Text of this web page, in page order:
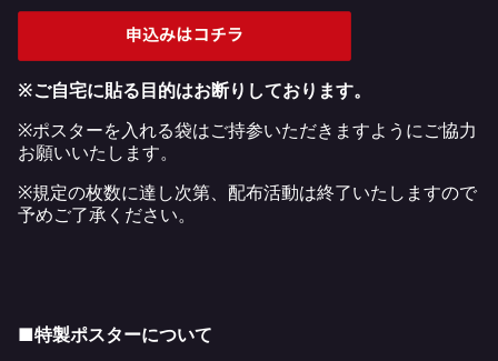
※ご自宅に貼る目的はお断りしております。
※ポスターを入れる袋はご持参いただきますようにご協力
お願いいたします。
※規定の枚数に達し次第、配布活動は終了いたしますので
予めご了承ください。
■特製ポスターについて